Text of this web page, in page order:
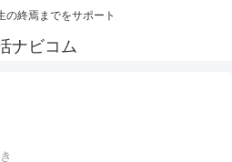
の終焉までをサポート
ナビコム